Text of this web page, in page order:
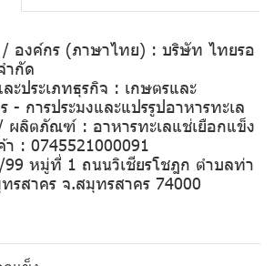
/ องค์กร (ภาษาไทย) : บริษัท ไทยรอ
ำกัด
ะประเภทธุรกิจ : เกษตรและ
- การประมงและแปรรูปอาหารทะเล
ผลิตภัณฑ์ : อาหารทะเลแช่เยือกแข็ง
า : 0745521000091
หมู่ที่ 1 ถนนวิเชียรโชฎก ตำบลท่า
รสาคร จ.สมุทรสาคร 74000